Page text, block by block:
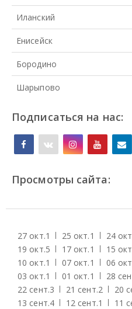
Иланский
Енисейск
Бородино
Шарыпово
Подписаться на нас:
Просмотры сайта:
27 окт.1 25 окт.1 24
19 окт.5 17 окт.1 15
10 окт.1 07 окт.1 06
03 окт.1 01 окт.1 28
22 сент.3 21 сент.2 20
13 сент.4 12 сент.1 11